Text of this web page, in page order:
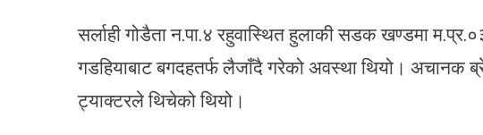
सर्लाही गोडैता न.पा.४ रहुवास्थित हुलाकी सडक खण्डमा
गडहियाबाट बगदहतर्फ लैजाँदै गरेको अवस्था थियो। अचानक
ट्याक्टरले थिचेको थियो।